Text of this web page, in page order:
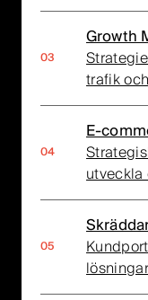
Growth
trafik
E-
utveckla